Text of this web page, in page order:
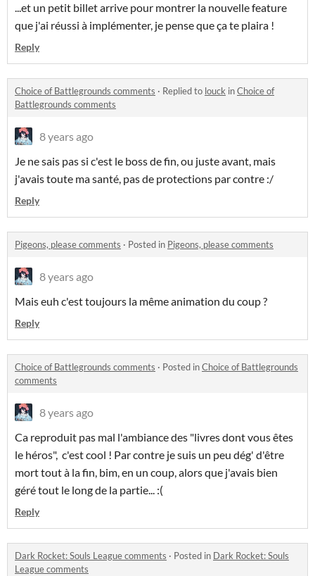
...et un petit billet arrive pour montrer la nouvelle feature
que j'ai réussi à implémenter, je pense que ça te plaira !
Reply
Choice of Battlegrounds comments · Replied to louck inChoice of
Battlegrounds comments
8 years ago
Je ne sais pas si c'est le boss de fin, ou juste avant, mais
j'avais toute ma santé, pas de protections par contre :/
Reply
Pigeons, please comments · Posted in Pigeons, please comments
8 years ago
Mais euh c'est toujours la même animation du coup ?
Reply
Choice of Battlegrounds comments · Posted inChoice of Battlegrounds
comments
8 years ago
Ca reproduit pas mal l'ambiance des "livres dont vous êtes
le héros", c'est cool ! Par contre je suis un peu dég' d'être
mort tout à la fin, bim, en un coup, alors que j'avais bien
géré tout le long de la partie... :(
Reply
Dark Rocket: Souls League comments · Posted in Dark Rocket: Souls
League comments